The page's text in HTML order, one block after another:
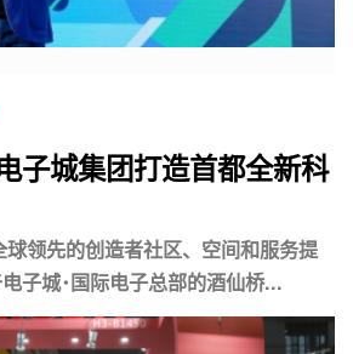
子城集团打造首都全新科
领先的创造者社区、空间和服务提
子城･国际电子总部的酒仙桥...